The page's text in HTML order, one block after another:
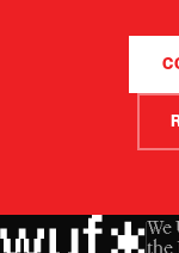
We
the